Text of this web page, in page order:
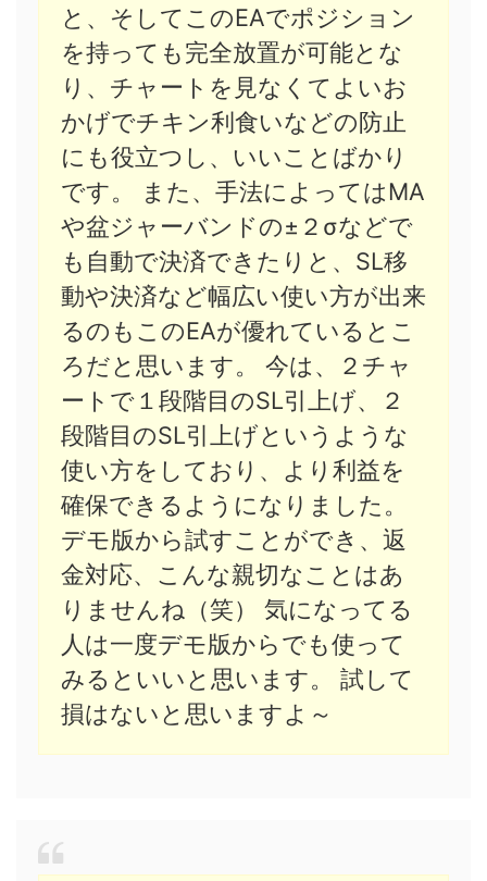
と、そしてこのEAでポジション
を持っても完全放置が可能とな
り、チャートを見なくてよいお
かげでチキン利食いなどの防止
にも役立つし、いいことばかり
です。 また、手法によってはMA
や盆ジャーバンドの±２σなどで
も自動で決済できたりと、SL移
動や決済など幅広い使い方が出来
るのもこのEAが優れているとこ
ろだと思います。 今は、２チャ
ートで１段階目のSL引上げ、２
段階目のSL引上げというような
使い方をしており、より利益を
確保できるようになりました。
デモ版から試すことができ、返
金対応、こんな親切なことはあ
りませんね（笑） 気になってる
人は一度デモ版からでも使って
みるといいと思います。 試して
損はないと思いますよ～